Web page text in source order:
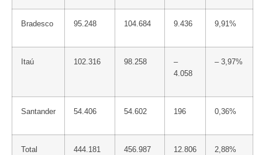
Bradesco 95.248 104.684 9.436 9,91%
Itaú 102.316 98.258
–
4.058
– 3,97%
Santander 54.406 54.602 196 0,36%
Total 444.181 456.987 12.806 2,88%